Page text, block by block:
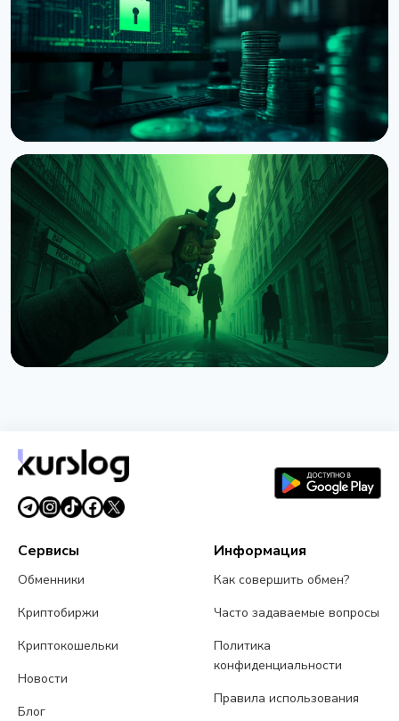
8 августа 2026 г.3 мин чтения
НОВОСТЬ
Суд США разрешил Bybit искать следы 1,5 млрд
долларов после взлома КНДР
8 августа 2026 г. 4 мин чтения
полгода
4 мин чтения
Сервисы
Обменники
Криптобиржи
Криптокошельки
Новости
Блог
Информация
Как совершить обмен?
Часто задаваемые вопросы
Политика
конфиденциальности
Правила использования